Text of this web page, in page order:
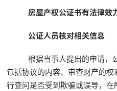
房屋产权公证书有法律效
公证人员核对相关信息
根据当事人提出的申请，公
包括协议的内容、审查财产的
行查问是否受到欺骗或误导，